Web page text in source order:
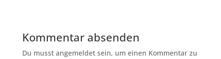
Kommentar absenden
Du musst angemeldet sein, um einen Kommentar zu